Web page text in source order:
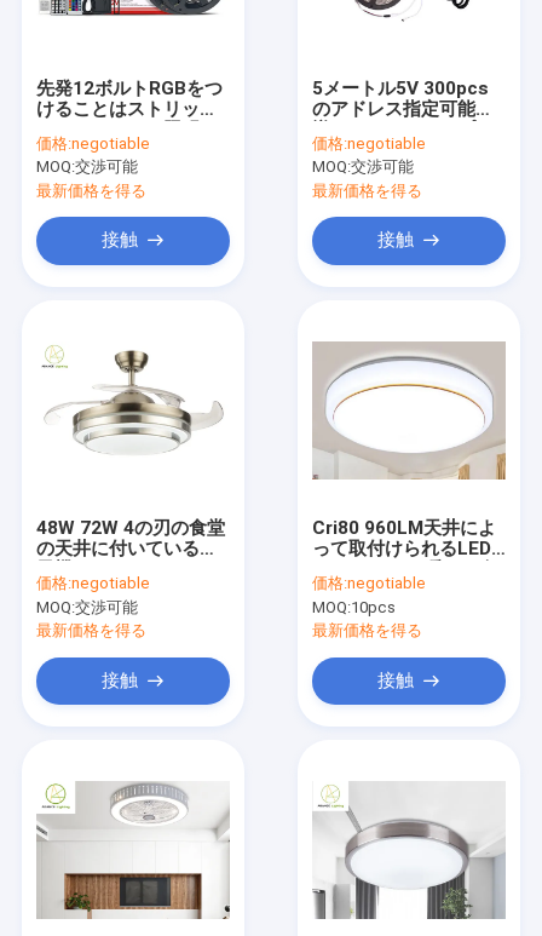
家
プロダクト
品質管理
私達に連絡しなさい
場合
世帯LEDライト
先発12ボルトRGBをつ
けることはストリップ
720LM/Mの屋内屋外を
導いた
価格:negotiable
MOQ:交渉可能
最新価格を得る
接触
5メートル5V 300pcs
のアドレス指定可能な
WS2812B LEDの適用
範囲が広い滑走路端燈
価格:negotiable
MOQ:交渉可能
最新価格を得る
接触
48W 72W 4の刃の食堂
の天井に付いている扇
ンチ52インチ
価格:negotiable
MOQ:交渉可能
最新価格を得る
接触
Cri80 960LM天井によ
って取付けられるLED
く純粋な白をつける
価格:negotiable
MOQ:10pcs
最新価格を得る
接触